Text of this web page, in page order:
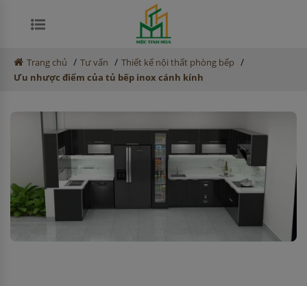
Trang chủ / Tư vấn / Thiết kế nội thất phòng bếp /
Ưu nhược điểm của tủ bếp inox cánh kính